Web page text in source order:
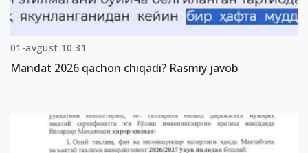
01-avgust 10:31
Mandat 2026 qachon chiqadi? Rasmiy javob